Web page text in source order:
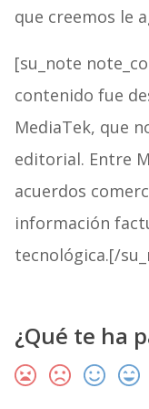
que creemos le
[su_note
contenido fue
MediaTek, que
editorial. Entre
acuerdos
información
tecnológica.[/
¿Qué te ha